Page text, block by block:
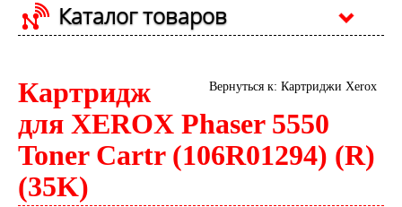
Каталог товаров
Вернуться к: Картриджи Xerox
Картридж
для XEROX Phaser 5550
Toner Cartr (106R01294) (R)
(35K)